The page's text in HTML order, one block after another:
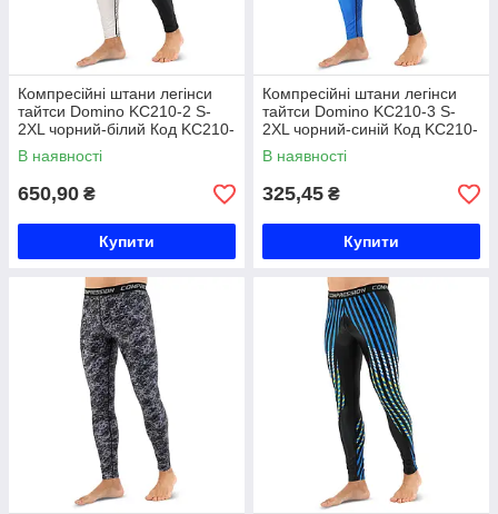
Компресійні штани легінси
тайтси Domino KC210-2 S-
2XL чорний-білий Код KC210-
2
В наявності
650,90 ₴
Купити
Компресійні штани легінси
тайтси Domino KC210-3 S-
2XL чорний-синій Код KC210-
3
В наявності
325,45 ₴
Купити